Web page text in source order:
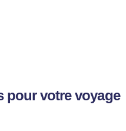
pour votre voyage